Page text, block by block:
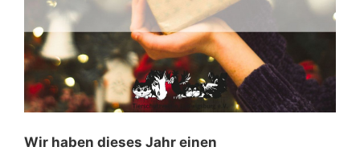
Wir haben dieses Jahr einen